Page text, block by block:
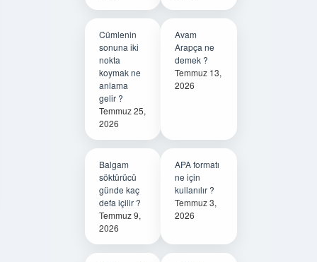
Cümlenin
sonuna iki
nokta
koymak ne
anlama
gelir ?
Temmuz 25,
2026
Avam
Arapça ne
demek ?
Temmuz 13,
2026
Balgam
söktürücü
günde kaç
defa içilir ?
Temmuz 9,
2026
APA formatı
ne için
kullanılır ?
Temmuz 3,
2026